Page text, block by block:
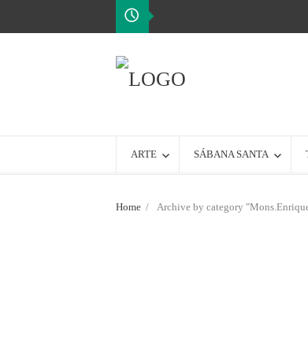
ARTE SÁBANA SANTA
Home / Archive by category